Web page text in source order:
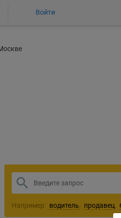
Войти
Например: водитель, продавец,